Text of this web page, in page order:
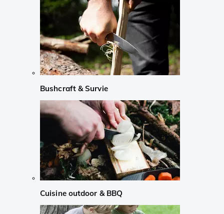
Bushcraft & Survie
Cuisine outdoor & BBQ